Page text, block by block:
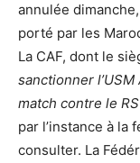
annulée
porté par les
La CAF, dont le
sanctionner
match contre le
par l’instance à la
consulter. La